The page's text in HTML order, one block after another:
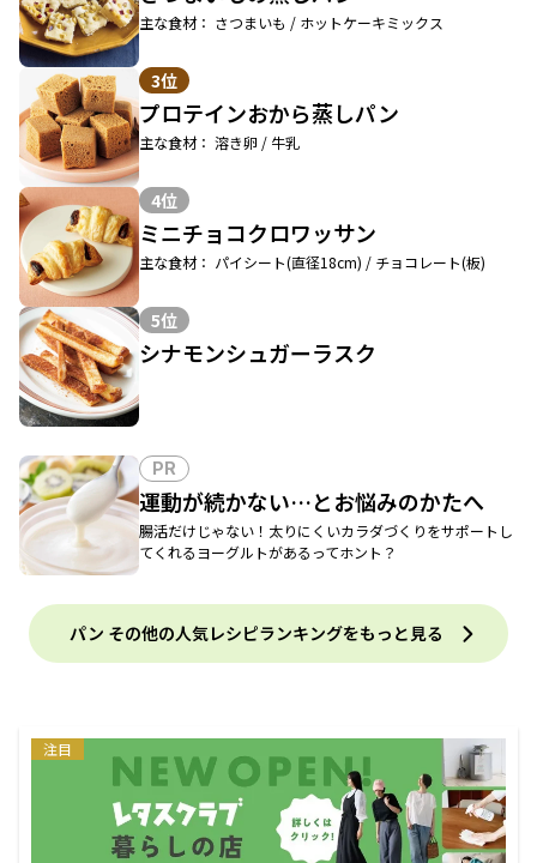
主な食材： さつまいも / ホットケーキミックス
3位
プロテインおから蒸しパン
主な食材： 溶き卵 / 牛乳
4位
ミニチョコクロワッサン
主な食材： パイシート(直径18cm) / チョコレート(板)
5位
シナモンシュガーラスク
PR
運動が続かない…とお悩みのかたへ
腸活だけじゃない！太りにくいカラダづくりをサポートし
てくれるヨーグルトがあるってホント？
パン その他の人気レシピランキングをもっと見る
注目